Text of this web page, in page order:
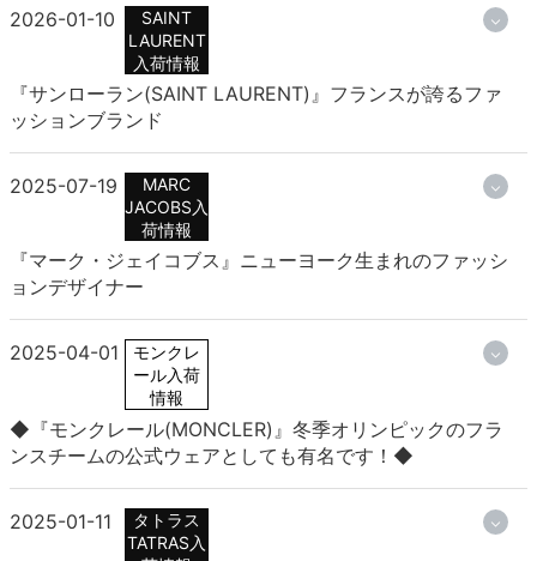
2026-01-10
SAINT
LAURENT
入荷情報
『サンローラン(SAINT LAURENT)』フランスが誇るファ
ッションブランド
2025-07-19
MARC
JACOBS入
荷情報
『マーク・ジェイコブス』ニューヨーク生まれのファッシ
ョンデザイナー
2025-04-01
モンクレ
ール入荷
情報
◆『モンクレール(MONCLER)』冬季オリンピックのフラ
ンスチームの公式ウェアとしても有名です！◆
2025-01-11
タトラス
TATRAS入